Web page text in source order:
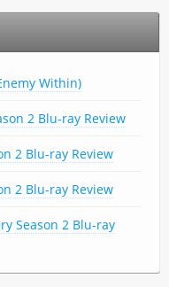
Within)
2 Blu-ray Review
2 Blu-ray Review
2 Blu-ray Review
Season 2 Blu-ray